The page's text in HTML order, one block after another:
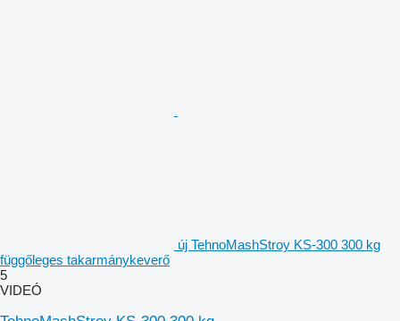
új TehnoMashStroy KS-300 300 kg
függőleges takarmánykeverő
5
VIDEÓ